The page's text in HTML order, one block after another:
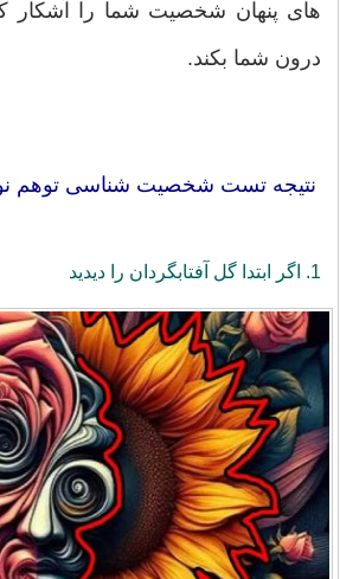
های پنهان شخصیت شما را آشکار
درون شما بکند.
نتیجه تست شخصیت شناسی توهم
1. اگر ابتدا گل آفتابگردان را دیدید